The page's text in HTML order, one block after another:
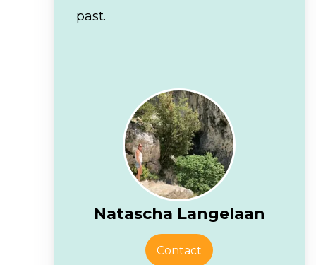
past.
Natascha Langelaan
Contact